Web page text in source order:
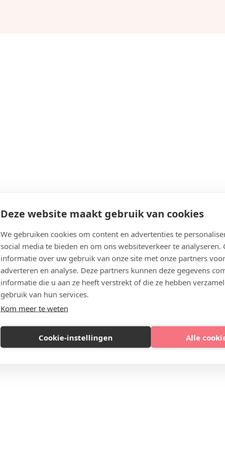
Deze website maakt gebruik van cookies
We gebruiken cookies om content en advertenties te
social media te bieden en om ons websiteverkeer te analyseren.
informatie over uw gebruik van onze site met onze partners
adverteren en analyse. Deze partners kunnen deze gegevens
informatie die u aan ze heeft verstrekt of die ze hebben
gebruik van hun services.
Kom meer te weten
Cookie-instellingen Alle